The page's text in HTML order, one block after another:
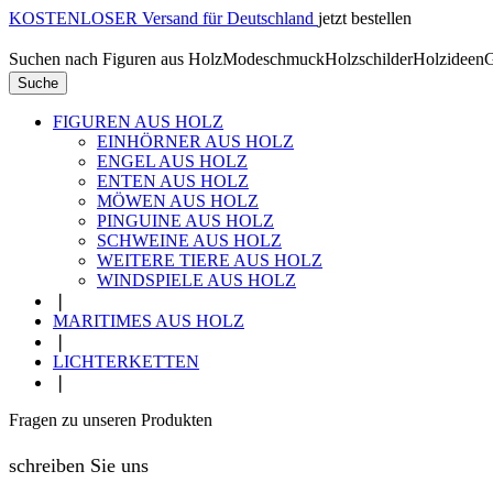
KOSTENLOSER Versand für Deutschland jetzt bestellen
Suchen nach Figuren aus HolzModeschmuckHolzschilderHolzideen
Suche
FIGUREN AUS HOLZ
EINHÖRNER AUS HOLZ
ENGEL AUS HOLZ
ENTEN AUS HOLZ
MÖWEN AUS HOLZ
PINGUINE AUS HOLZ
SCHWEINE AUS HOLZ
WEITERE TIERE AUS HOLZ
WINDSPIELE AUS HOLZ
MARITIMES AUS HOLZ
LICHTERKETTEN
Fragen zu unseren Produkten
schreiben Sie uns